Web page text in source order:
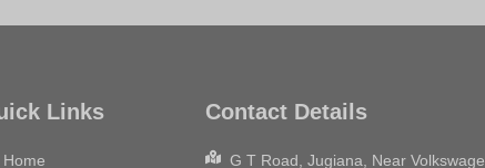
Links
Home
Contact Details
G T Road, Jugiana, Near